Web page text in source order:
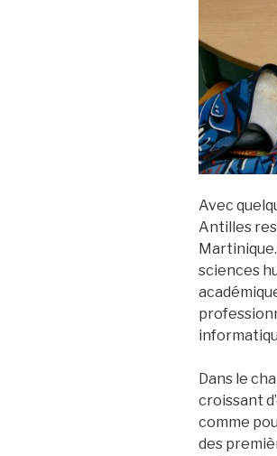
Avec
Antilles
sciences
Dans le
croissant
comme
des